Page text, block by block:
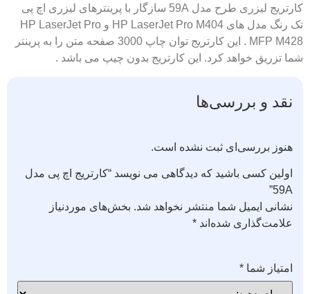
کارتریج لیزری طرح مدل 59A سازگار با پرینترهای لیزری اچ پی
تک رنگ مدل های HP LaserJet Pro M404 و HP LaserJet Pro
MFP M428 . این کارتریج توان چاپ 3000 صفحه متن را به پرینتر
شما تزریق خواهد کرد. این کارتریج بدون چیپ می باشد .
نقد و بررسی‌ها
هنوز بررسی‌ای ثبت نشده است.
اولین کسی باشید که دیدگاهی می نویسد “کارتریج اچ پی مدل
59A”
نشانی ایمیل شما منتشر نخواهد شد. بخش‌های موردنیاز
علامت‌گذاری شده‌اند *
امتیاز شما *